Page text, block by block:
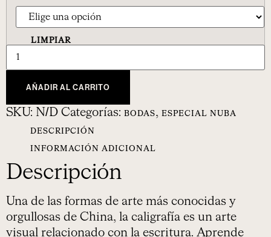
LIMPIAR
AÑADIR AL CARRITO
SKU: N/D Categorías: BODAS, ESPECIAL NUBA
DESCRIPCIÓN
INFORMACIÓN ADICIONAL
Descripción
Una de las formas de arte más conocidas y
orgullosas de China, la caligrafía es un arte
visual relacionado con la escritura. Aprende